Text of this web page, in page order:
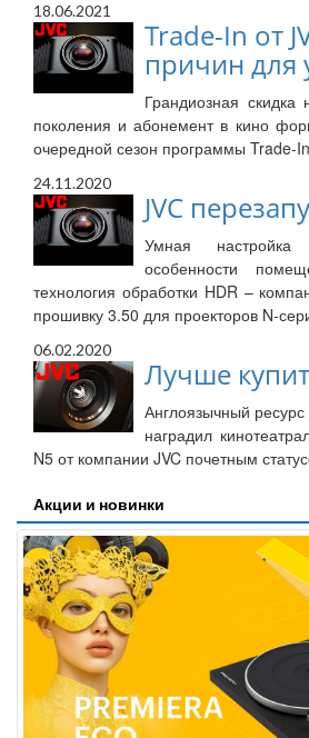
18.06.2021
Trade-In от
причин для
Грандиозная скидка
поколения и абонемент в кино
очередной сезон программы Trade-
24.11.2020
JVC
Умная
особенности
технология обработки HDR –
прошивку 3.50 для проекторов N-
06.02.2020
Лучше
Англоязычный
наградил
N5 от компании JVC почетным
Акции и новинки